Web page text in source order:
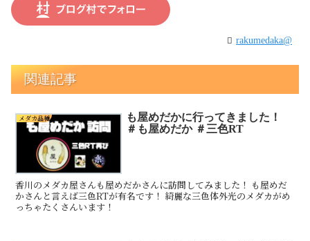
rakumedaka@
関連記事
メダカ品種
も屋めだかに行ってきました！
＃も屋めだか ＃三色RT
香川のメダカ屋さんも屋めだかさんに訪問してみました！ も屋めだ
かさんと言えば三色RTが有名です！ 綺麗な三色体外光のメダカがめ
っちゃたくさんいます！